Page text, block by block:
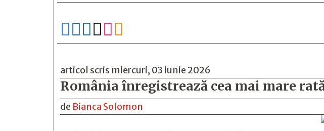

articol scris miercuri, 03 iunie 2026
România înregistrează cea mai mare
de Bianca Solomon